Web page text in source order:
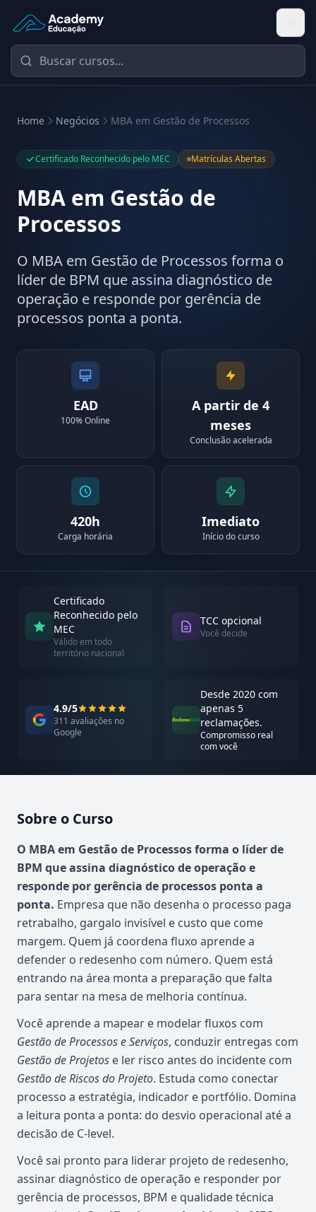
Academy Educação — Página Inicial
Home Negócios MBA em Gestão de Processos
Certificado Reconhecido pelo MEC Matrículas Abertas
MBA em Gestão de
Processos
O MBA em Gestão de Processos forma o
líder de BPM que assina diagnóstico de
operação e responde por gerência de
processos ponta a ponta.
EAD
100% Online
A partir de 4
meses
Conclusão acelerada
420h
Carga horária
Imediato
Início do curso
Certificado
Reconhecido pelo
MEC
Válido em todo
território nacional
TCC opcional
Você decide
4.9/5
311 avaliações no
Google
Desde 2020 com
apenas 5
reclamações.
Compromisso real
com você
Sobre o Curso
Atualizado em abril de 2026
O MBA em Gestão de Processos forma o líder de
BPM que assina diagnóstico de operação e
responde por gerência de processos ponta a
ponta. Empresa que não desenha o processo paga
retrabalho, gargalo invisível e custo que come
margem. Quem já coordena fluxo aprende a
defender o redesenho com número. Quem está
entrando na área monta a preparação que falta
para sentar na mesa de melhoria contínua.
Você aprende a mapear e modelar fluxos com
Gestão de Processos e Serviços, conduzir entregas com
Gestão de Projetos e ler risco antes do incidente com
Gestão de Riscos do Projeto. Estuda como conectar
processo a estratégia, indicador e portfólio. Domina
a leitura ponta a ponta: do desvio operacional até a
decisão de C-level.
Você sai pronto para liderar projeto de redesenho,
assinar diagnóstico de operação e responder por
gerência de processos, BPM e qualidade técnica